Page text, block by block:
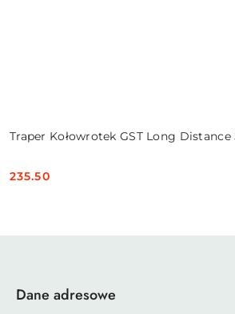
Traper Kołowrotek GST Long Distance
Cena:
235.50
Dane adresowe